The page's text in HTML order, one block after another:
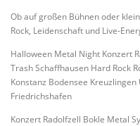
Ob auf großen Bühnen oder
Rock, Leidenschaft und Live-
Halloween Metal Night Konzert
Trash Schaffhausen Hard Rock
Konstanz Bodensee
Friedrichshafen
Konzert Radolfzell Bokle Metal